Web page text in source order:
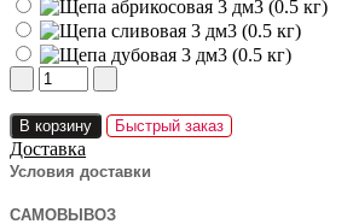
В корзину Быстрый заказ
Доставка
Условия доставки
САМОВЫВОЗ